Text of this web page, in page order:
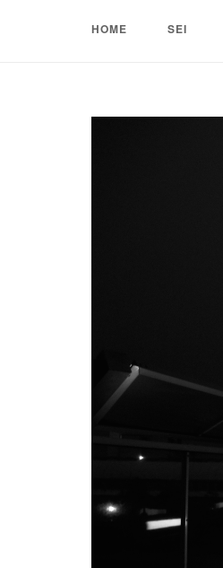
HOME SEI